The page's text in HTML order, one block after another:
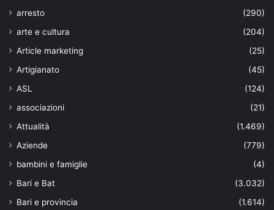
arresto
(290)
arte e cultura
(204)
Article marketing
(25)
Artigianato
(45)
ASL
(124)
associazioni
(21)
Attualità
(1.469)
Aziende
(779)
bambini e famiglie
(4)
Bari e Bat
(3.032)
Bari e provincia
(1.614)